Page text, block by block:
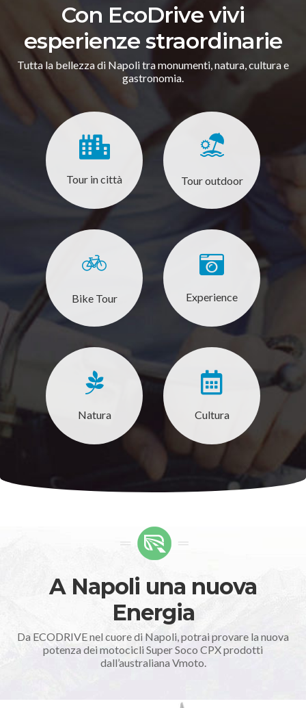
Con EcoDrive vivi
esperienze straordinarie
Tutta la bellezza di Napoli tra monumenti, natura, cultura e
gastronomia.
Tour in città Tour outdoor
Bike Tour Experience
Natura Cultura
A Napoli una nuova
Energia
Da ECODRIVE nel cuore di Napoli, potrai provare la nuova
potenza dei motocicli Super Soco CPX prodotti
dall’australiana Vmoto.